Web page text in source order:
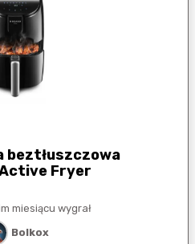
beztłuszczowa
Fryer
miesiącu wygrał
Bolkox